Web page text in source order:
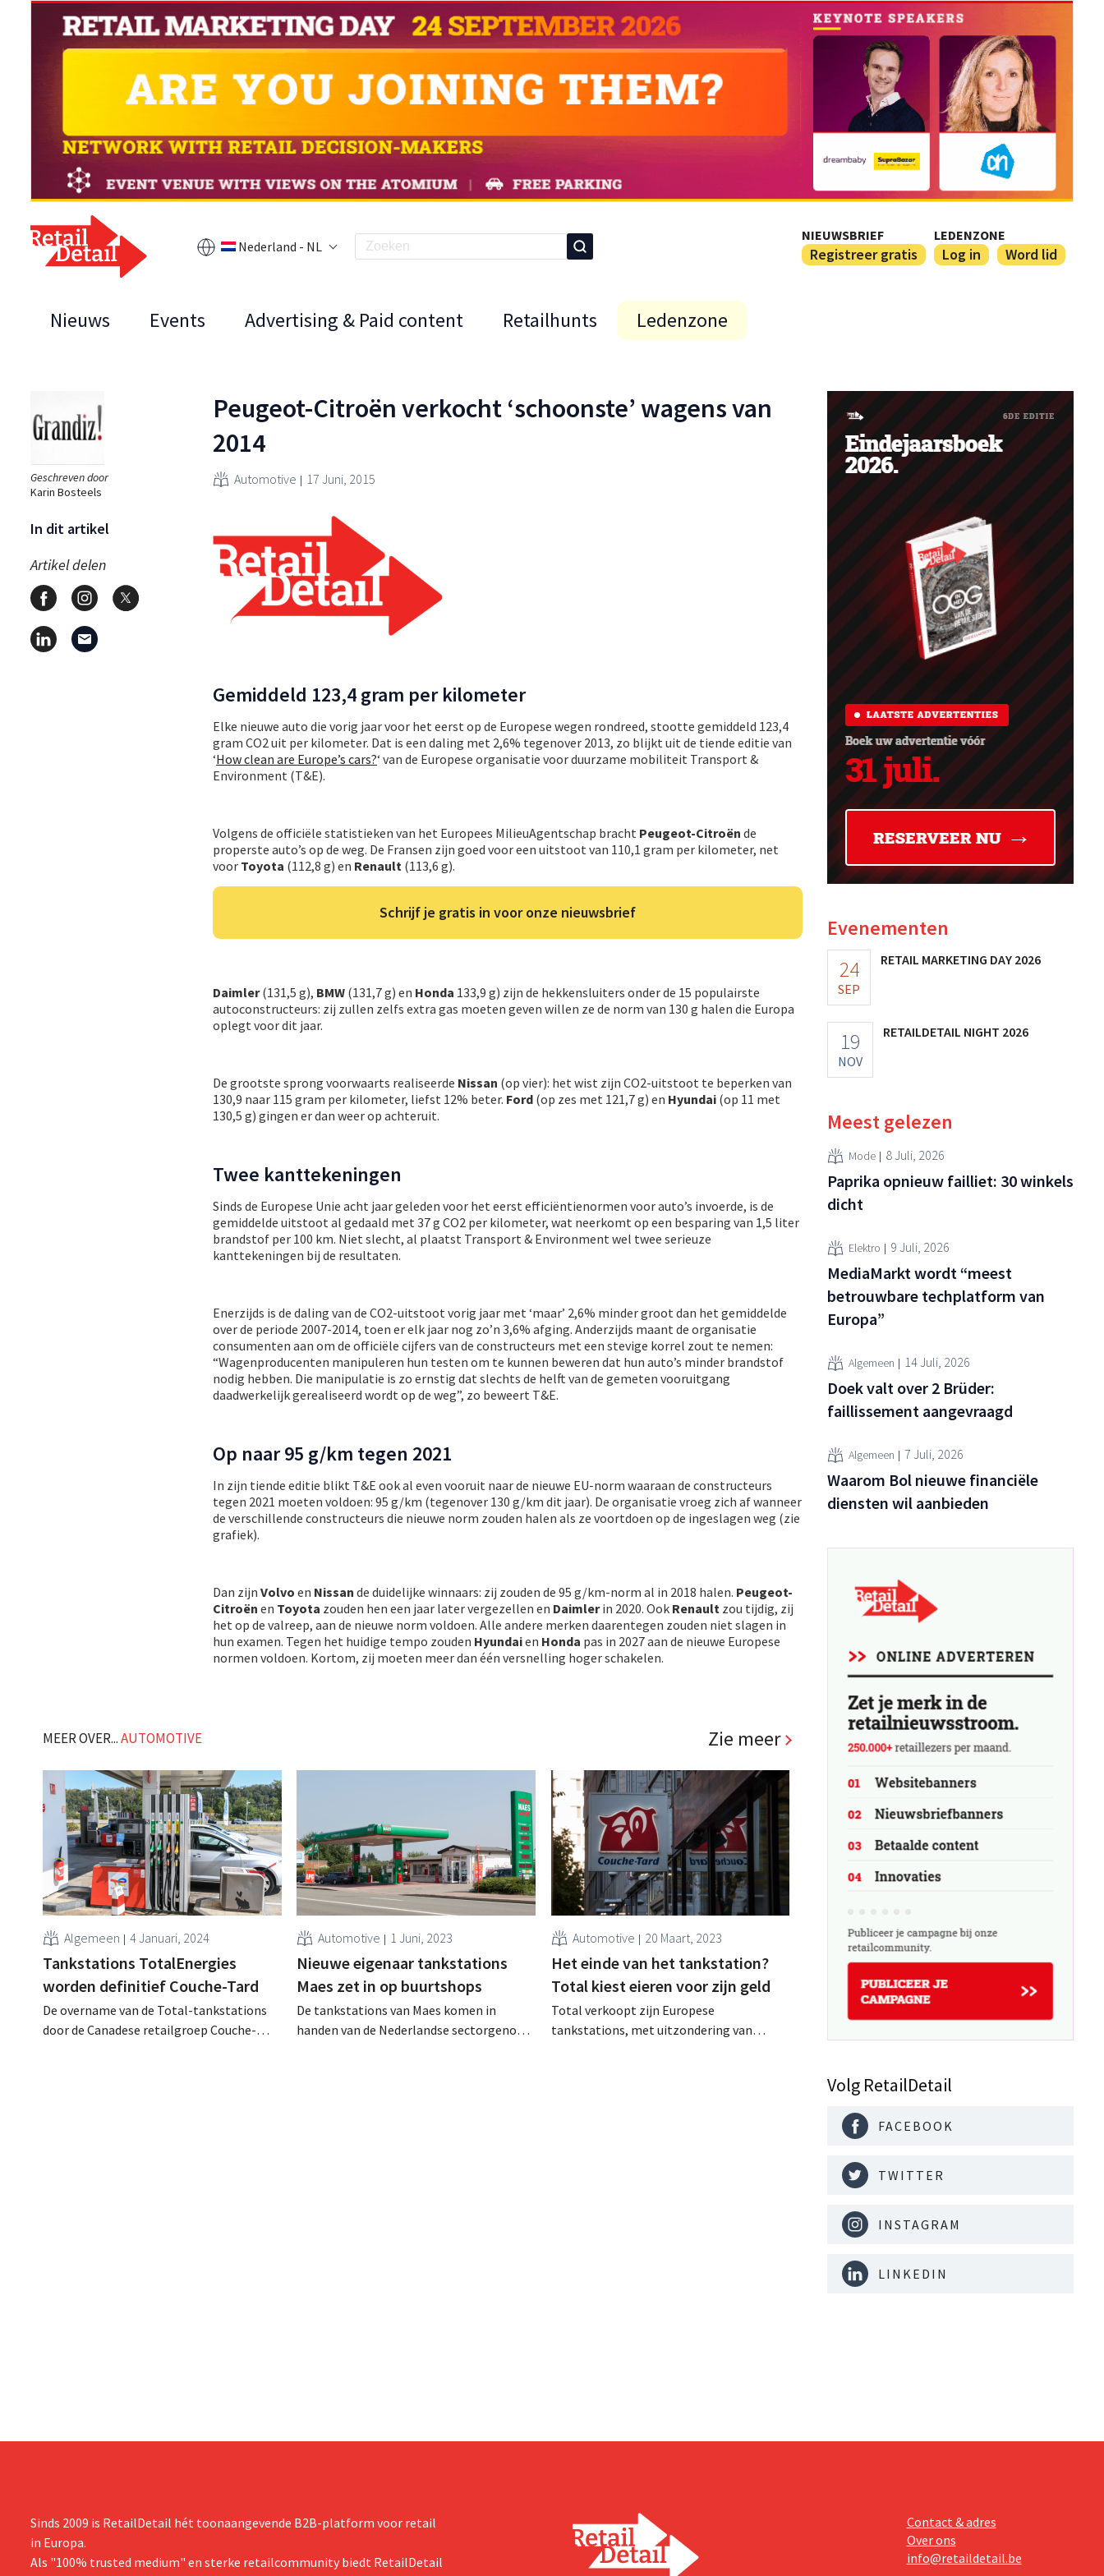
Nederland - NL
NIEUWSBRIEF
Registreer gratis
LEDENZONE
Log in Word lid
Nieuws Events Advertising & Paid content Retailhunts Ledenzone
Geschreven door
Karin Bosteels
In dit artikel
Artikel delen
Peugeot-Citroën verkocht ‘schoonste’ wagens van
2014
Automotive 17 Juni, 2015
Gemiddeld 123,4 gram per kilometer
Elke nieuwe auto die vorig jaar voor het eerst op de Europese wegen rondreed, stootte gemiddeld 123,4
gram CO2 uit per kilometer. Dat is een daling met 2,6% tegenover 2013, zo blijkt uit de tiende editie van
‘How clean are Europe’s cars?‘ van de Europese organisatie voor duurzame mobiliteit Transport &
Environment (T&E).
Volgens de officiële statistieken van het Europees MilieuAgentschap bracht Peugeot-Citroën de
properste auto’s op de weg. De Fransen zijn goed voor een uitstoot van 110,1 gram per kilometer, net
voor Toyota (112,8 g) en Renault (113,6 g).
Schrijf je gratis in voor onze nieuwsbrief
Daimler(131,5 g), BMW (131,7 g) en Honda 133,9 g) zijn de hekkensluiters onder de 15 populairste
autoconstructeurs: zij zullen zelfs extra gas moeten geven willen ze de norm van 130 g halen die Europa
oplegt voor dit jaar.
De grootste sprong voorwaarts realiseerde Nissan (op vier): het wist zijn CO2-uitstoot te beperken van
130,9 naar 115 gram per kilometer, liefst 12% beter. Ford (op zes met 121,7 g) en Hyundai (op 11 met
130,5 g) gingen er dan weer op achteruit.
Twee kanttekeningen
Sinds de Europese Unie acht jaar geleden voor het eerst efficiëntienormen voor auto’s invoerde, is de
gemiddelde uitstoot al gedaald met 37 g CO2 per kilometer, wat neerkomt op een besparing van 1,5 liter
brandstof per 100 km. Niet slecht, al plaatst Transport & Environment wel twee serieuze
kanttekeningen bij de resultaten.
Enerzijds is de daling van de CO2-uitstoot vorig jaar met ‘maar’ 2,6% minder groot dan het gemiddelde
over de periode 2007-2014, toen er elk jaar nog zo’n 3,6% afging. Anderzijds maant de organisatie
consumenten aan om de officiële cijfers van de constructeurs met een stevige korrel zout te nemen:
“Wagenproducenten manipuleren hun testen om te kunnen beweren dat hun auto’s minder brandstof
nodig hebben. Die manipulatie is zo ernstig dat slechts de helft van de gemeten vooruitgang
daadwerkelijk gerealiseerd wordt op de weg”, zo beweert T&E.
Op naar 95 g/km tegen 2021
In zijn tiende editie blikt T&E ook al even vooruit naar de nieuwe EU-norm waaraan de constructeurs
tegen 2021 moeten voldoen: 95 g/km (tegenover 130 g/km dit jaar). De organisatie vroeg zich af wanneer
de verschillende constructeurs die nieuwe norm zouden halen als ze voortdoen op de ingeslagen weg (zie
grafiek).
Dan zijn Volvo en Nissan de duidelijke winnaars: zij zouden de 95 g/km-norm al in 2018 halen. Peugeot-
Citroën en Toyota zouden hen een jaar later vergezellen en Daimlerin 2020. Ook Renault zou tijdig, zij
het op de valreep, aan de nieuwe norm voldoen. Alle andere merken daarentegen zouden niet slagen in
hun examen. Tegen het huidige tempo zouden Hyundaien Honda pas in 2027 aan de nieuwe Europese
normen voldoen. Kortom, zij moeten meer dan één versnelling hoger schakelen.
MEER OVER...AUTOMOTIVE Zie meer
Algemeen 4 Januari, 2024
Tankstations TotalEnergies
worden definitief Couche-Tard
De overname van de Total-tankstations
door de Canadese retailgroep Couche-
Automotive 1 Juni, 2023
Nieuwe eigenaar tankstations
Maes zet in op buurtshops
De tankstations van Maes komen in
handen van de Nederlandse sectorgenoot
Automotive 20 Maart, 2023
Het einde van het tankstation?
Total kiest eieren voor zijn geld
Total verkoopt zijn Europese
tankstations, met uitzondering van
Evenementen
24
SEP
RETAIL MARKETING DAY 2026
19
NOV
RETAILDETAIL NIGHT 2026
Meest gelezen
Mode 8 Juli, 2026
Paprika opnieuw failliet: 30 winkels
dicht
Elektro 9 Juli, 2026
MediaMarkt wordt “meest
betrouwbare techplatform van
Europa”
Algemeen 14 Juli, 2026
Doek valt over 2 Brüder:
faillissement aangevraagd
Algemeen 7 Juli, 2026
Waarom Bol nieuwe financiële
diensten wil aanbieden
Volg RetailDetail
FACEBOOK
TWITTER
INSTAGRAM
LINKEDIN
Sinds 2009 is RetailDetail hét toonaangevende B2B-platform voor retail
in Europa.
Als "100% trusted medium" en sterke retailcommunity biedt RetailDetail
Contact & adres
Over ons
info@retaildetail.be